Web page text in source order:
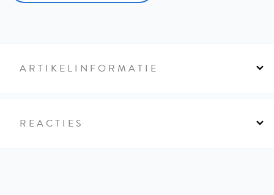
ARTIKELINFORMATIE
REACTIES